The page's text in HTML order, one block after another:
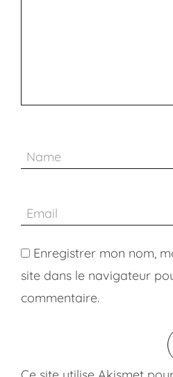
Enregistrer mon nom,
site dans le navigateur
commentaire.